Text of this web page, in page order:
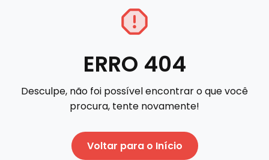
ERRO 404
Desculpe, não foi possível encontrar o que você
procura, tente novamente!
Voltar para o Início